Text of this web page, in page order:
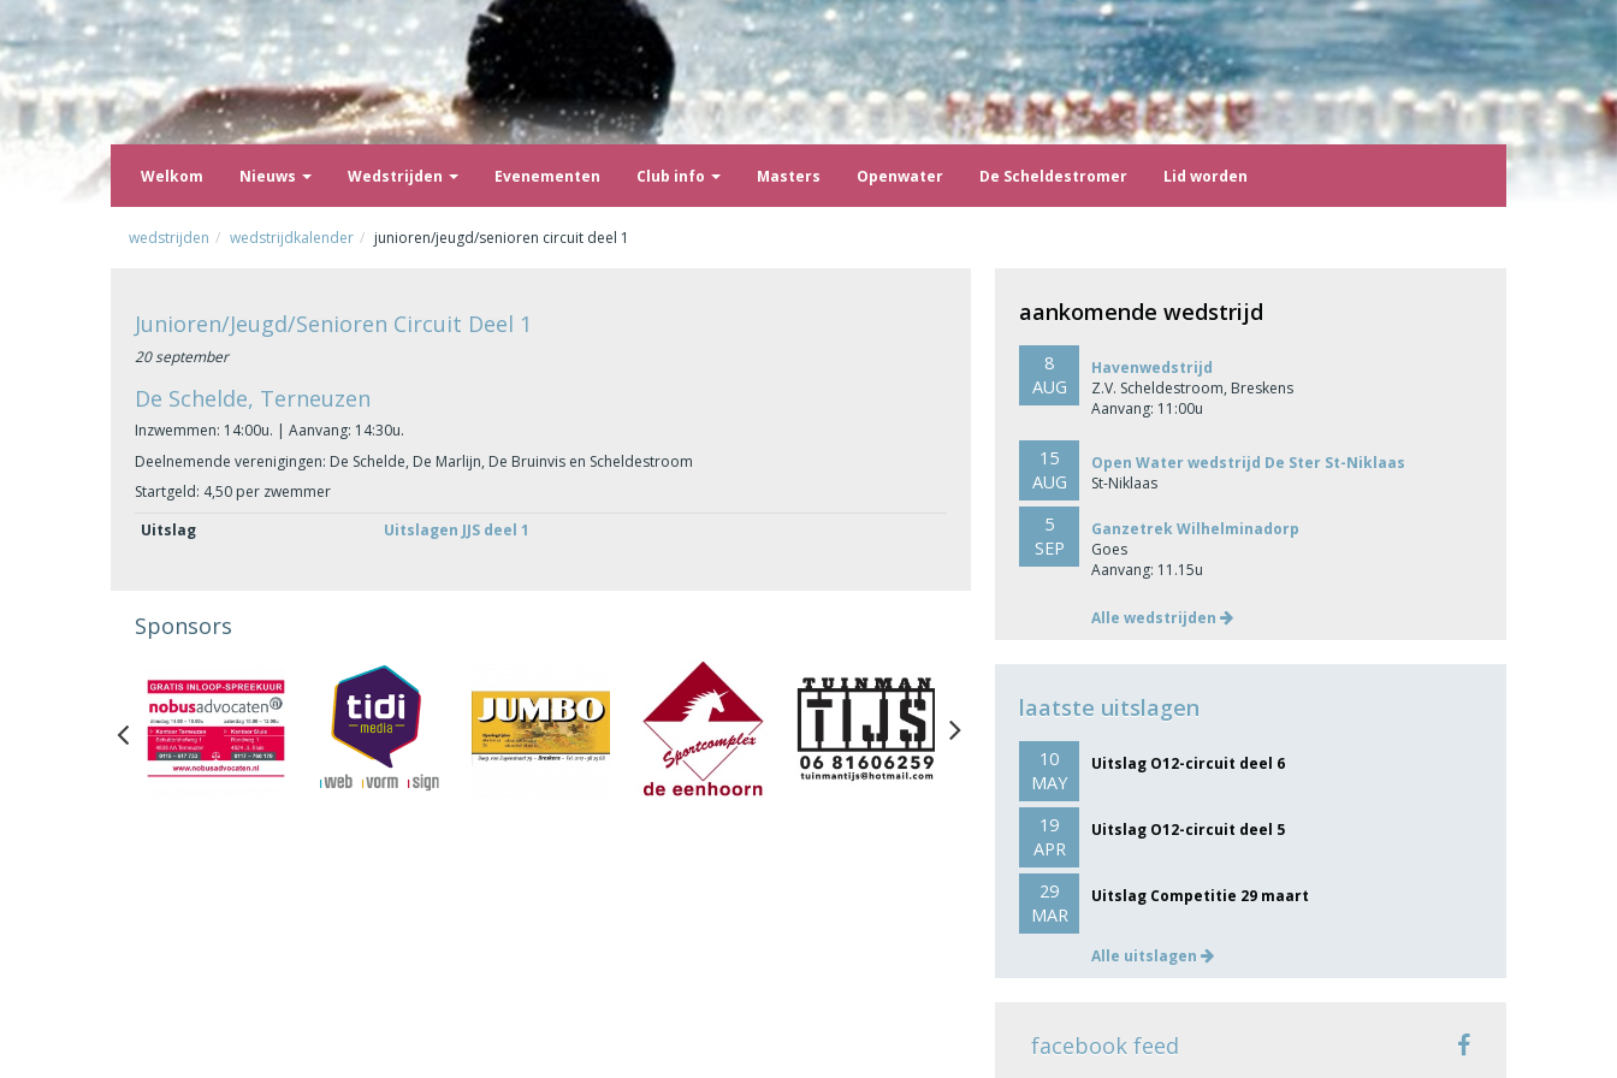
Welkom Nieuws Wedstrijden Evenementen Club info Masters Openwater De Scheldestromer Lid worden
wedstrijden wedstrijdkalender junioren/jeugd/senioren circuit deel 1
Junioren/Jeugd/Senioren Circuit Deel 1
20 september
De Schelde, Terneuzen
Inzwemmen: 14:00u. | Aanvang: 14:30u.
Deelnemende verenigingen: De Schelde, De Marlijn, De Bruinvis en Scheldestroom
Startgeld: 4,50 per zwemmer
Uitslag
Uitslagen JJS deel 1
Sponsors
Previous Next
aankomende wedstrijd
8
AUG
Havenwedstrijd
Z.V. Scheldestroom, Breskens
Aanvang: 11:00u
15
AUG
Open Water wedstrijd De Ster St-Niklaas
St-Niklaas
5
SEP
Ganzetrek Wilhelminadorp
Goes
Aanvang: 11.15u
Alle wedstrijden
laatste uitslagen
10
MAY
Uitslag O12-circuit deel 6
19
APR
Uitslag O12-circuit deel 5
29
MAR
Uitslag Competitie 29 maart
Alle uitslagen
facebook feed